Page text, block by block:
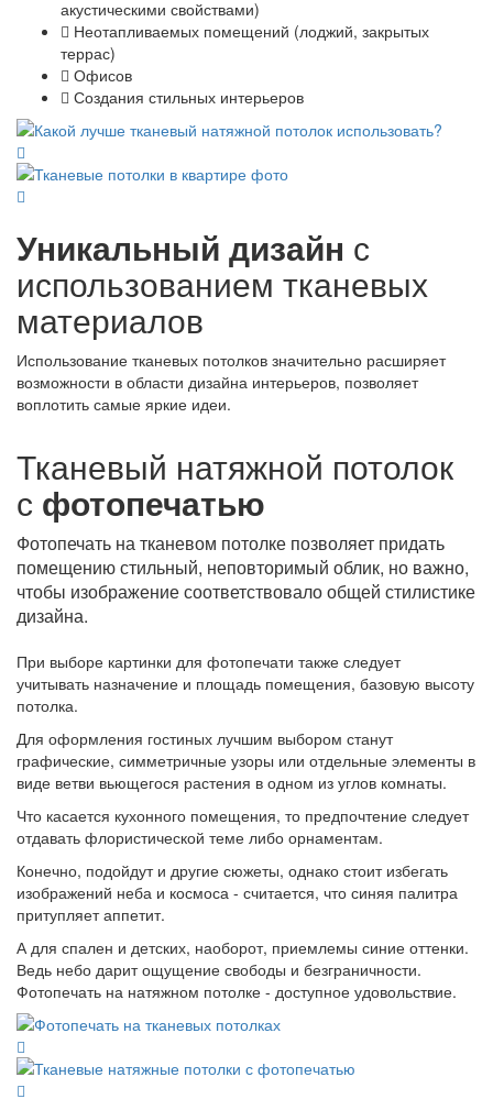
акустическими свойствами)
Неотапливаемых помещений (лоджий, закрытых
террас)
Офисов
Создания стильных интерьеров
Уникальный дизайн с
использованием тканевых
материалов
Использование тканевых потолков значительно расширяет
возможности в области дизайна интерьеров, позволяет
воплотить самые яркие идеи.
Тканевый натяжной потолок
с фотопечатью
Фотопечать на тканевом потолке позволяет придать
помещению стильный, неповторимый облик, но важно,
чтобы изображение соответствовало общей стилистике
дизайна.
При выборе картинки для фотопечати также следует
учитывать назначение и площадь помещения, базовую высоту
потолка.
Для оформления гостиных лучшим выбором станут
графические, симметричные узоры или отдельные элементы в
виде ветви вьющегося растения в одном из углов комнаты.
Что касается кухонного помещения, то предпочтение следует
отдавать флористической теме либо орнаментам.
Конечно, подойдут и другие сюжеты, однако стоит избегать
изображений неба и космоса - считается, что синяя палитра
притупляет аппетит.
А для спален и детских, наоборот, приемлемы синие оттенки.
Ведь небо дарит ощущение свободы и безграничности.
Фотопечать на натяжном потолке - доступное удовольствие.